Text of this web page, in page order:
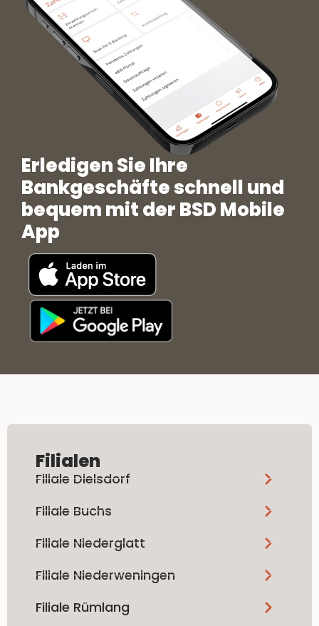
Erledigen Sie Ihre
Bankgeschäfte schnell und
bequem mit der BSD Mobile
App
Filialen
Filiale Dielsdorf
Filiale Buchs
Filiale Niederglatt
Filiale Niederweningen
Filiale Rümlang